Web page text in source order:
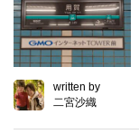
written by
二宮沙織